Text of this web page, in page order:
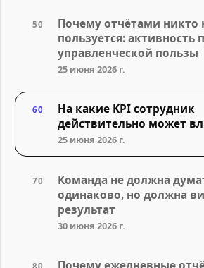
50
Почему отчётами никто
пользуется: активность
управленческой пользы
25 июня 2026 г.
60
На какие KPI сотрудник
действительно может
25 июня 2026 г.
70
Команда не должна
одинаково, но должна
результат
30 июня 2026 г.